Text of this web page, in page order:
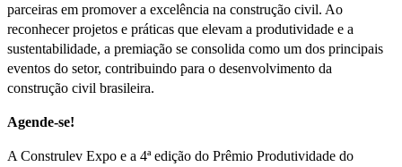
parceiras em promover a excelência na construção civil. Ao
reconhecer projetos e práticas que elevam a produtividade e a
sustentabilidade, a premiação se consolida como um dos principais
eventos do setor, contribuindo para o desenvolvimento da
construção civil brasileira.
Agende-se!
A Construlev Expo e a 4ª edição do Prêmio Produtividade do